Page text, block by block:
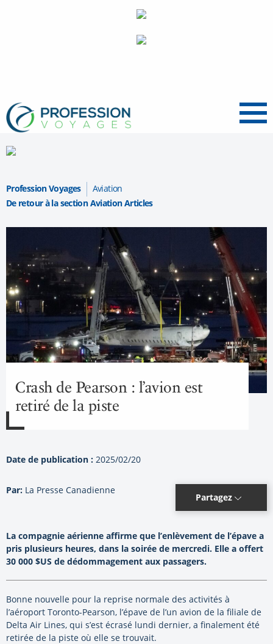
Menu
Profession Voyages
Aviation
De retour à la section Aviation Articles
Crash de Pearson : l’avion est
retiré de la piste
Date de publication : 2025/02/20
Par: La Presse Canadienne
Partagez
La compagnie aérienne affirme que l’enlèvement de l’épave a
pris plusieurs heures, dans la soirée de mercredi. Elle a offert
30 000 $US de dédommagement aux passagers.
Bonne nouvelle pour la reprise normale des activités à
l’aéroport Toronto-Pearson, l’épave de l’un avion de la filiale de
Delta Air Lines, qui s’est écrasé lundi dernier, a finalement été
retirée de la piste où elle se trouvait.